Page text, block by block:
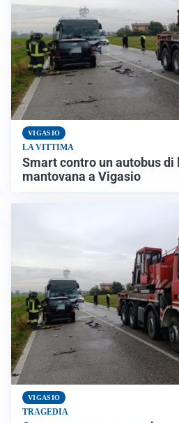
VIGASIO
LA VITTIMA
Smart contro un autobus
mantovana a Vigasio
VIGASIO
TRAGEDIA